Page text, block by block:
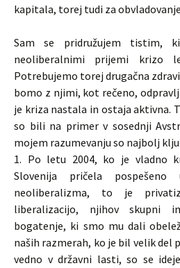
kapitala, torej tudi za
Sam se pridružujem tistim,
neoliberalnimi prijemi krizo
Potrebujemo torej drugačna
bomo z njimi, kot rečeno,
je kriza nastala in ostaja aktivna.
so bili na primer v sosednji
mojem razumevanju so najbolj
1. Po letu 2004, ko je vladno
Slovenija pričela pospešeno
neoliberalizma, to je
liberalizacijo, njihov skupni
bogatenje, ki smo mu dali
naših razmerah, ko je bil velik del
vedno v državni lasti, so se